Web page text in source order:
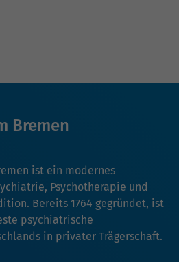
Bremen
ist ein modernes
Psychotherapie und
Bereits 1764 gegründet, ist
psychiatrische
in privater Trägerschaft.